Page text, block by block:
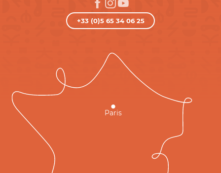
+33 (0)5 65 34 06 25
Paris